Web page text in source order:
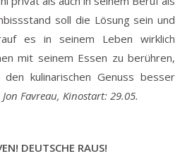
soll die Lösung sein und
es in seinem Leben wirklich
mit seinem Essen zu berühren,
kulinarischen Genuss besser
Favreau, Kinostart: 29.05.
DEUTSCHE RAUS!